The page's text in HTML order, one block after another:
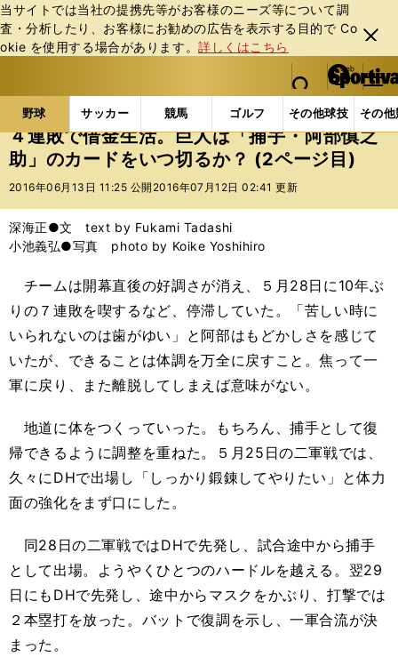
当サイトでは当社の提携先等がお客様のニーズ等について調
査・分析したり、お客様にお勧めの広告を表⽰する⽬的で Co
okie を使⽤する場合があります。詳しくはこちら
閉じ
る
web Sportiva (webスポルティーバ)
検索
マイペ
ー
ジ
メニュ
野球 サッカー 競馬 ゴルフ その他球技 その
b
ス
ポ
ル
バ
野球の記事一覧 プロ野球 ４連敗で借金生活。巨人
４連敗で借金生活。巨人は「捕手・阿部慎之
助」のカードをいつ切るか？ (2ページ目)
2016年06月13日 11:25 公開 2016年07月12日 02:41 更新
深海正●文 text by Fukami Tadashi
小池義弘●写真 photo by Koike Yoshihiro
チームは開幕直後の好調さが消え、５月28日に10年ぶ
りの７連敗を喫するなど、停滞していた。「苦しい時に
いられないのは歯がゆい」と阿部はもどかしさを感じて
いたが、できることは体調を万全に戻すこと。焦って一
軍に戻り、また離脱してしまえば意味がない。
地道に体をつくっていった。もちろん、捕手として復
帰できるように調整を重ねた。５月25日の二軍戦では、
久々にDHで出場し「しっかり鍛錬してやりたい」と体力
面の強化をまず口にした。
同28日の二軍戦ではDHで先発し、試合途中から捕手
として出場。ようやくひとつのハードルを越える。翌29
日にもDHで先発し、途中からマスクをかぶり、打撃では
２本塁打を放った。バットで復調を示し、一軍合流が決
まった。